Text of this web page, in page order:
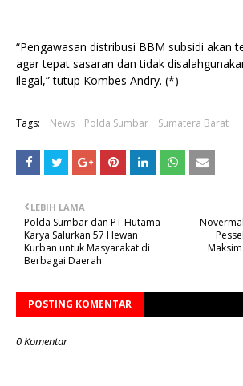
“Pengawasan distribusi BBM subsidi akan
agar tepat sasaran dan tidak
ilegal,” tutup Kombes Andry. (*)
Tags: News Polda Sumbar Sumatera Barat
LEBIH LAMA
Polda Sumbar dan PT Hutama
Karya Salurkan 57 Hewan
Kurban untuk Masyarakat di
Berbagai Daerah
POSTING KOMENTAR
0 Komentar